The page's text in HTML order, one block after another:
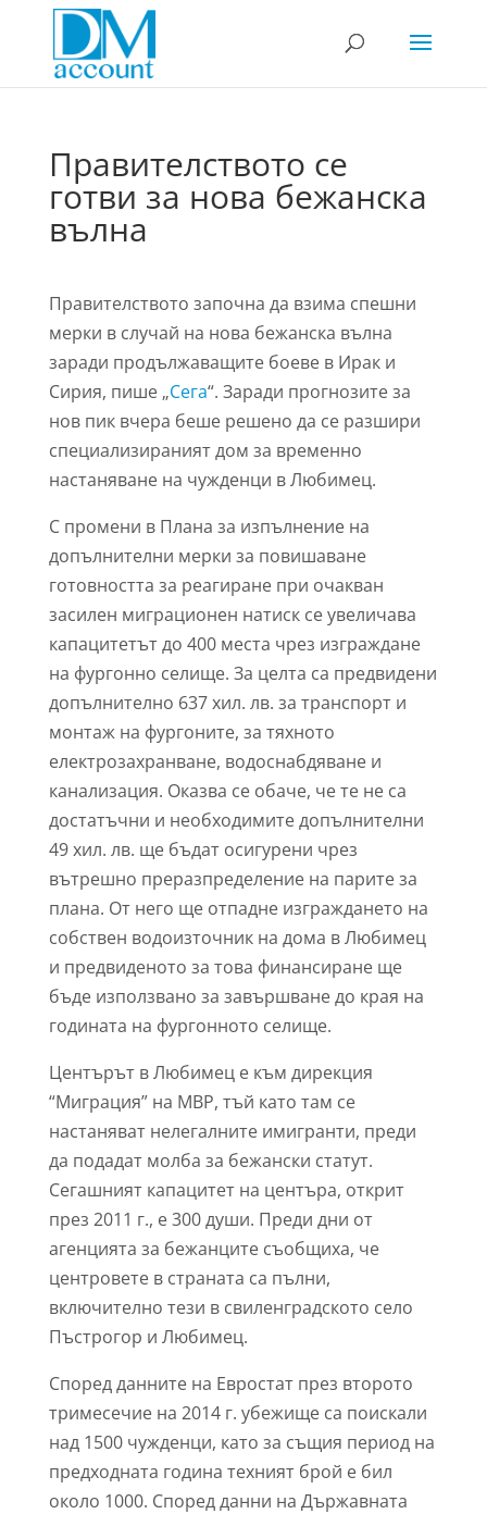
Правителството се
готви за нова бежанска
вълна
Правителството започна да взима спешни
мерки в случай на нова бежанска вълна
заради продължаващите боеве в Ирак и
Сирия, пише „Сега“. Заради прогнозите за
нов пик вчера беше решено да се разшири
специализираният дом за временно
настаняване на чужденци в Любимец.
С промени в Плана за изпълнение на
допълнителни мерки за повишаване
готовността за реагиране при очакван
засилен миграционен натиск се увеличава
капацитетът до 400 места чрез изграждане
на фургонно селище. За целта са предвидени
допълнително 637 хил. лв. за транспорт и
монтаж на фургоните, за тяхното
електрозахранване, водоснабдяване и
канализация. Оказва се обаче, че те не са
достатъчни и необходимите допълнителни
49 хил. лв. ще бъдат осигурени чрез
вътрешно преразпределение на парите за
плана. От него ще отпадне изграждането на
собствен водоизточник на дома в Любимец
и предвиденото за това финансиране ще
бъде използвано за завършване до края на
годината на фургонното селище.
Центърът в Любимец е към дирекция
“Миграция” на МВР, тъй като там се
настаняват нелегалните имигранти, преди
да подадат молба за бежански статут.
Сегашният капацитет на центъра, открит
през 2011 г., е 300 души. Преди дни от
агенцията за бежанците съобщиха, че
центровете в страната са пълни,
включително тези в свиленградското село
Пъстрогор и Любимец.
Според данните на Евростат през второто
тримесечие на 2014 г. убежище са поискали
над 1500 чужденци, като за същия период на
предходната година техният брой е бил
около 1000. Според данни на Държавната